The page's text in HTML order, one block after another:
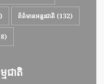
ព័ត៌មានអន្តរជាតិ (132)
ជាតិ